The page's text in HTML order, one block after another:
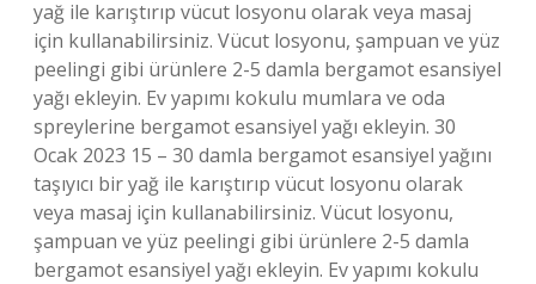
yağ ile karıştırıp vücut losyonu olarak veya masaj
için kullanabilirsiniz. Vücut losyonu, şampuan ve yüz
peelingi gibi ürünlere 2-5 damla bergamot esansiyel
yağı ekleyin. Ev yapımı kokulu mumlara ve oda
spreylerine bergamot esansiyel yağı ekleyin. 30
Ocak 2023 15 – 30 damla bergamot esansiyel yağını
taşıyıcı bir yağ ile karıştırıp vücut losyonu olarak
veya masaj için kullanabilirsiniz. Vücut losyonu,
şampuan ve yüz peelingi gibi ürünlere 2-5 damla
bergamot esansiyel yağı ekleyin. Ev yapımı kokulu